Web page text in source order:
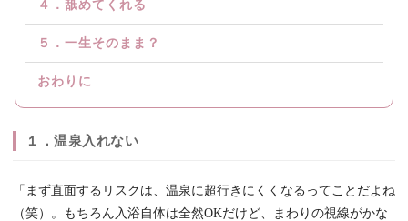
４．舐めてくれる
５．一生そのまま？
おわりに
１．温泉入れない
「まず直面するリスクは、温泉に超行きにくくなるってことだよね
（笑）。もちろん入浴自体は全然OKだけど、まわりの視線がかな